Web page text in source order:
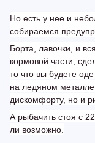
Но есть у нее и
собираемся
Борта, лавочки, и
кормовой части,
то что вы будете
на ледяном металле
дискомфорту, но и
А рыбачить стоя с
ли возможно.